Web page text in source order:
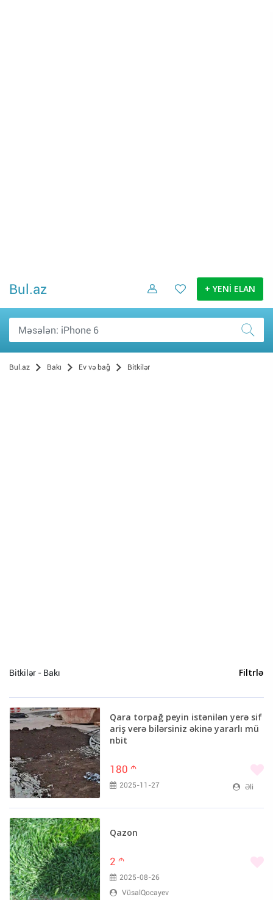
Bul.az + YENİ ELAN
Bul.az Bakı Ev və bağ Bitkilər
Bitkilər - Bakı Filtrlə
Qara torpağ peyin istənilən yerə sif
ariş verə bilərsiniz əkinə yararlı mü
nbit
180 m
2025-11-27 Əli
Qazon
2 m
2025-08-26
VüsalQocayev